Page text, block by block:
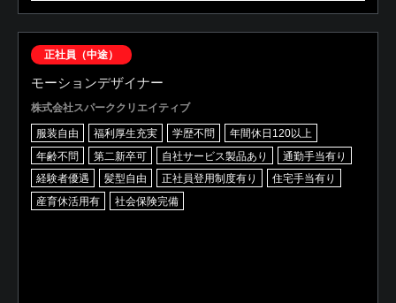
正社員（中途）
モーションデザイナー
株式会社スパーククリエイティブ
服装自由 福利厚生充実 学歴不問
年間休日120以上
年齢不問
第二新卒可 自社サービス製品あり
通勤手当有り
経験者優遇
髪型自由 正社員登用制度有り
住宅手当有り
産育休活用有
社会保険完備